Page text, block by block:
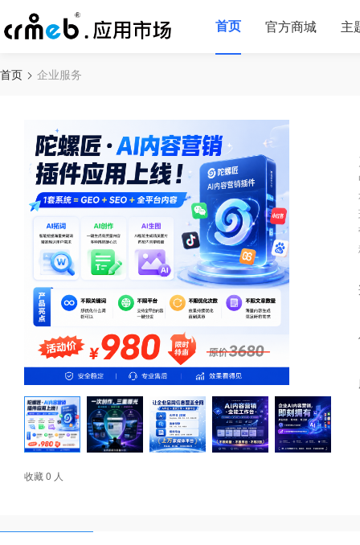
首页 官方商城 主
首页 企业服务
收藏 0 人